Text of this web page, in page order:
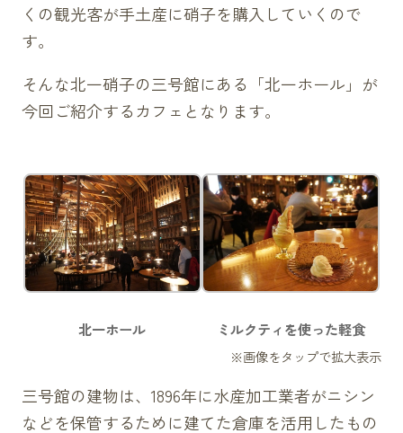
くの観光客が手土産に硝子を購入していくので
す。
そんな北一硝子の三号館にある「北一ホール」が
今回ご紹介するカフェとなります。
北一ホール ミルクティを使った軽食
三号館の建物は、1896年に水産加工業者がニシン
などを保管するために建てた倉庫を活用したもの